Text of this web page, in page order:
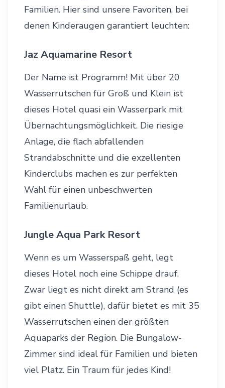
Familien. Hier sind unsere Favoriten, bei
denen Kinderaugen garantiert leuchten:
Jaz Aquamarine Resort
Der Name ist Programm! Mit über 20
Wasserrutschen für Groß und Klein ist
dieses Hotel quasi ein Wasserpark mit
Übernachtungsmöglichkeit. Die riesige
Anlage, die flach abfallenden
Strandabschnitte und die exzellenten
Kinderclubs machen es zur perfekten
Wahl für einen unbeschwerten
Familienurlaub.
Jungle Aqua Park Resort
Wenn es um Wasserspaß geht, legt
dieses Hotel noch eine Schippe drauf.
Zwar liegt es nicht direkt am Strand (es
gibt einen Shuttle), dafür bietet es mit 35
Wasserrutschen einen der größten
Aquaparks der Region. Die Bungalow-
Zimmer sind ideal für Familien und bieten
viel Platz. Ein Traum für jedes Kind!